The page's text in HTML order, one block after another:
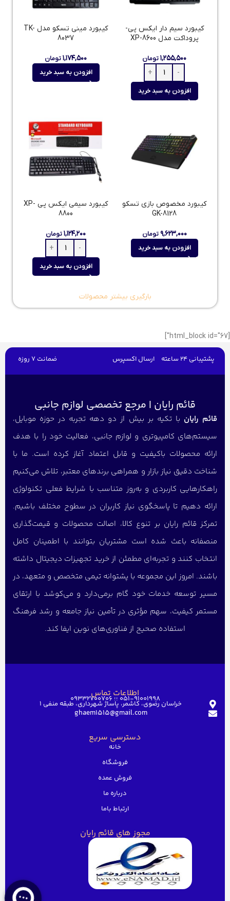
کیبورد سیم دار ایکس پی-
پروداکت مدل XP-8600
۱,۲۵۵,۵۰۰تومان
افزودن به سبد خرید
کیبورد مینی تسکو مدل TK-
8037
۱,۱۷۴,۵۰۰تومان
افزودن به سبد خرید
کیبورد مخصوص بازی تسکو
GK-8128
۹,۶۲۳,۰۰۰ تومان
افزودن به سبد خرید
کیبورد سیمی ایکس پی XP-
8800
۱,۱۲۴,۲۰۰تومان
افزودن به سبد خرید
بارگیری بیشتر محصولات
[html_block id="67"]
پشتیبانی 24 ساعته ارسال اکسپرس ضمانت 7 روزه
قائم رایان | مرجع تخصصی لوازم جانبی
قائم رایان با تکیه بر بیش از دو دهه تجربه در حوزه موبایل،
سیستم‌های کامپیوتری و لوازم جانبی، فعالیت خود را با هدف
ارائه محصولات باکیفیت و قابل اعتماد آغاز کرده است. ما با
شناخت دقیق نیاز بازار و همراهی برندهای معتبر، تلاش می‌کنیم
راهکارهایی کاربردی و به‌روز متناسب با شرایط فعلی تکنولوژی
ارائه دهیم تا پاسخگوی نیاز کاربران در سطوح مختلف باشیم.
تمرکز قائم رایان بر تنوع کالا، اصالت محصولات و قیمت‌گذاری
منصفانه باعث شده است مشتریان بتوانند با اطمینان کامل
انتخاب کنند و تجربه‌ای مطمئن از خرید تجهیزات دیجیتال داشته
باشند. امروز این مجموعه با پشتوانه تیمی متخصص و متعهد، در
مسیر توسعه خدمات خود گام برمی‌دارد و می‌کوشد با ارتقای
مستمر کیفیت، سهم مؤثری در تأمین نیاز جامعه و رشد فرهنگ
استفاده صحیح از فناوری‌های نوین ایفا کند.
اطلاعات تماس051-91001998 ؛؛ 09332700706
خراسان رضوی، کاشمر، پاساژ شهرداری، طبقه منفی ۱
ghaem1515@gmail.com
دسترسی سریع
خانه
فروشگاه
فروش عمده
درباره ما
ارتباط باما
مجوز های قائم رایان